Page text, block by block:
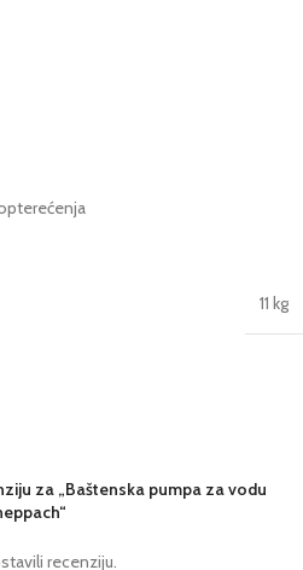
11 kg
za „Baštenska pumpa za vodu
recenziju.